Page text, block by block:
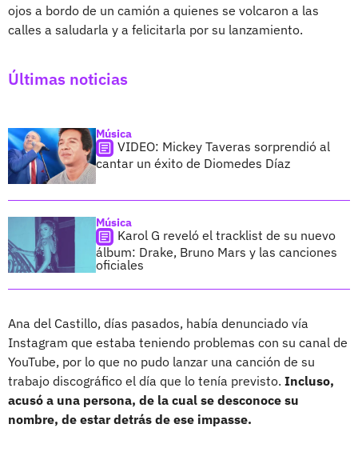
ojos a bordo de un camión a quienes se volcaron a las
calles a saludarla y a felicitarla por su lanzamiento.
Últimas noticias
Música
VIDEO: Mickey Taveras sorprendió al
cantar un éxito de Diomedes Díaz
Música
Karol G reveló el tracklist de su nuevo
álbum: Drake, Bruno Mars y las canciones
oficiales
Ana del Castillo, días pasados, había denunciado vía
Instagram que estaba teniendo problemas con su canal de
YouTube, por lo que no pudo lanzar una canción de su
trabajo discográfico el día que lo tenía previsto. Incluso,
acusó a una persona, de la cual se desconoce su
nombre, de estar detrás de ese impasse.